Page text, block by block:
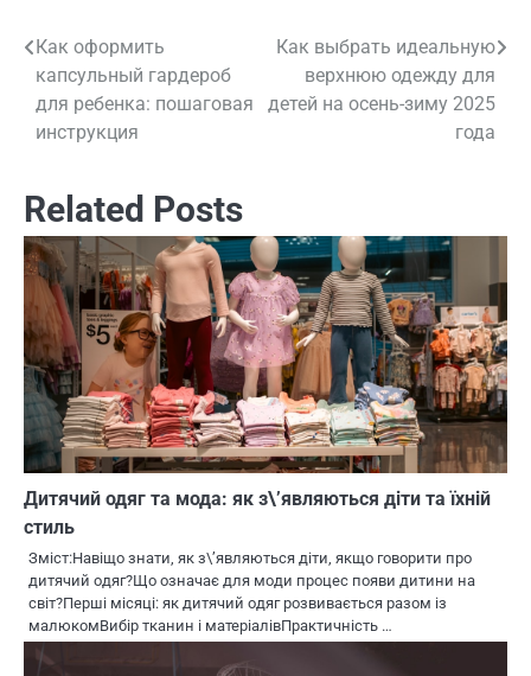
Навигация
по
записям
Как оформить
капсульный гардероб
для ребенка: пошаговая
инструкция
Как выбрать идеальную
верхнюю одежду для
детей на осень-зиму 2025
года
Related Posts
Дитячий одяг та мода: як з\’являються діти та їхній
стиль
Зміст:Навіщо знати, як з\’являються діти, якщо говорити про
дитячий одяг?Що означає для моди процес появи дитини на
світ?Перші місяці: як дитячий одяг розвивається разом із
малюкомВибір тканин і матеріалівПрактичність …